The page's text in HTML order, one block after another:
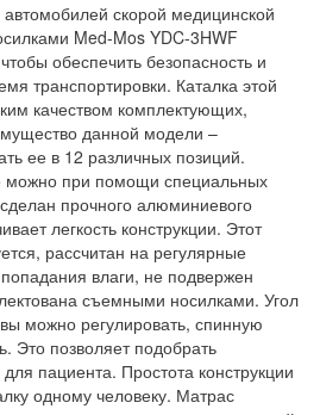
автомобилей скорой медицинской
Med-Mos YDC-3HWF
обеспечить безопасность и
транспортировки. Каталка этой
качеством комплектующих,
данной модели –
ее в 12 различных позиций.
можно при помощи специальных
прочного алюминиевого
легкость конструкции. Этот
рассчитан на регулярные
попадания влаги, не подвержен
съемными носилками. Угол
можно регулировать, спинную
Это позволяет подобрать
пациента. Простота конструкции
одному человеку. Матрас